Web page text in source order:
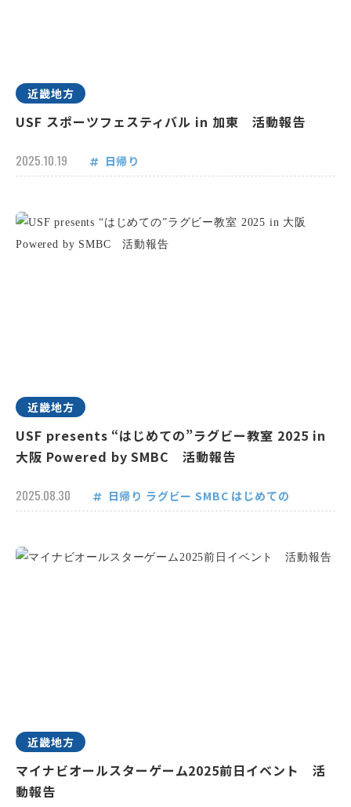
近畿地方
USF スポーツフェスティバル in 加東 活動報告
2025.10.19 日帰り
近畿地方
USF presents “はじめての”ラグビー教室 2025 in
大阪 Powered by SMBC 活動報告
2025.08.30 日帰り ラグビー SMBC はじめての
近畿地方
マイナビオールスターゲーム2025前日イベント 活
動報告